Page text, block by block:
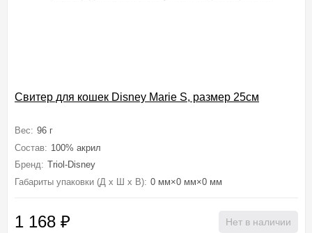
Свитер для кошек Disney Marie S, размер 25см
Вес: 96 г
Состав: 100% акрил
Бренд: Triol-Disney
Габариты упаковки (Д х Ш х В): 0 мм×0 мм×0 мм
1 168 ₽ Нет в наличии